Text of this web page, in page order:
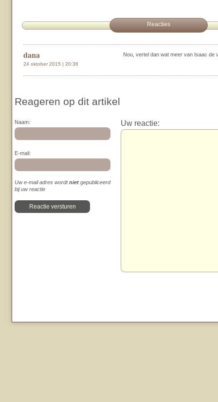
Reacties
dana
24 oktober 2015 | 20:36
Nou, vertel dan wat meer van Isaac de
Reageren op dit artikel
Naam:
E-mail:
Uw e-mail adres wordtniet gepubliceerd
bij uw reactie
Uw reactie: